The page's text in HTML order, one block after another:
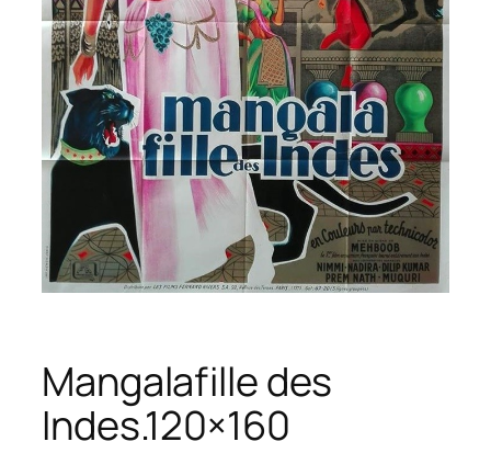
Mangalafille des
Indes.120×160